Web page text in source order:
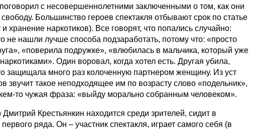
с несовершеннолетними заключенными о том, как они
Большинство героев спектакля отбывают срок по статье
хранение наркотиков). Все говорят, что попались случайно:
не нашли лучше способа подзаработать, потому что: «просто
«поверила подружке», «влюбилась в мальчика, который уже
Один воровал, когда хотел есть. Другая убила,
защищала много раз колоченную партнером женщину. Из уст
звучит такое неподходящее им по возрасту слово «подельник»,
то чужая фраза: «выйду морально собранным человеком».
Крестьянкин находится среди зрителей, сидит в
ряда. Он – участник спектакля, играет самого себя (в